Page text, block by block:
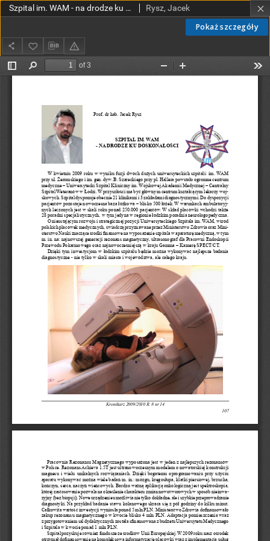
Pokaż szczegóły
Szpital im. WAM - na drodze ku doskonałości Rysz, Jacek